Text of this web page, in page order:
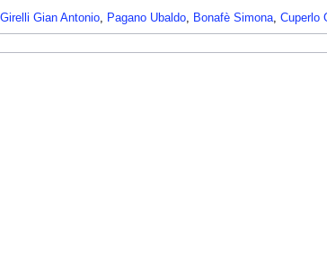
Girelli Gian Antonio, Pagano Ubaldo, Bonafè Simona, Cuperlo